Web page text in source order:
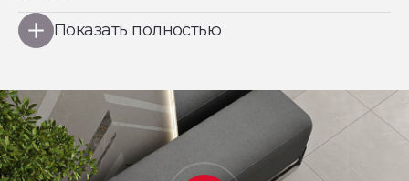
Показать полностью